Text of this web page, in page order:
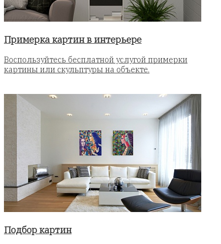
Примерка картин в интерьере
Воспользуйтесь бесплатной услугой примерки
картины или скульптуры на объекте.
Подбор картин